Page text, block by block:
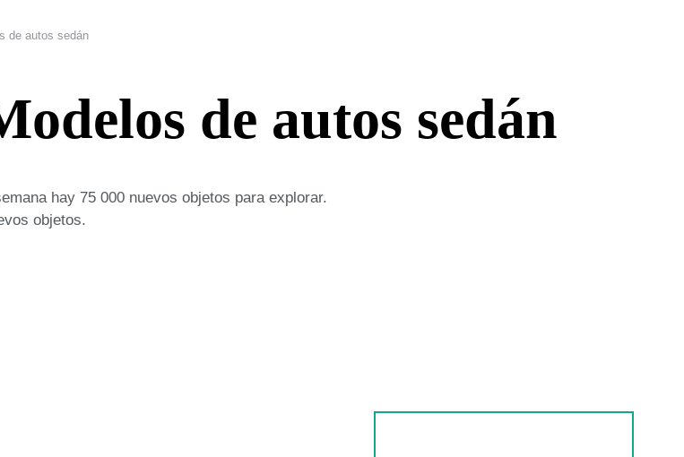
de autos sedán
de autos sedán
hay 75 000 nuevos objetos para explorar.
objetos.